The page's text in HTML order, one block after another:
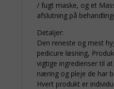
/ fugt maske, og et
afslutning på
Detaljer:
Den reneste og mest
pedicure løsning,
vigtige ingredienser til
næring og pleje de har
Hvert produkt er